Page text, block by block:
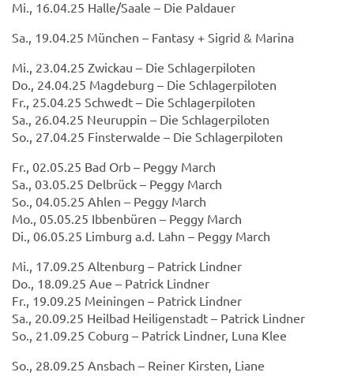
Mi., 16.04.25 Halle/Saale – Die Paldauer
Sa., 19.04.25 München – Fantasy + Sigrid & Marina
Mi., 23.04.25 Zwickau – Die Schlagerpiloten
Do., 24.04.25 Magdeburg – Die Schlagerpiloten
Fr., 25.04.25 Schwedt – Die Schlagerpiloten
Sa., 26.04.25 Neuruppin – Die Schlagerpiloten
So., 27.04.25 Finsterwalde – Die Schlagerpiloten
Fr., 02.05.25 Bad Orb – Peggy March
Sa., 03.05.25 Delbrück – Peggy March
So., 04.05.25 Ahlen – Peggy March
Mo., 05.05.25 Ibbenbüren – Peggy March
Di., 06.05.25 Limburg a.d. Lahn – Peggy March
Mi., 17.09.25 Altenburg – Patrick Lindner
Do., 18.09.25 Aue – Patrick Lindner
Fr., 19.09.25 Meiningen – Patrick Lindner
Sa., 20.09.25 Heilbad Heiligenstadt – Patrick Lindner
So., 21.09.25 Coburg – Patrick Lindner, Luna Klee
So., 28.09.25 Ansbach – Reiner Kirsten, Liane